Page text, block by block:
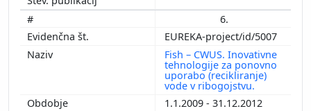
6.
EUREKA-project/id/5007
Fish – CWUS. Inovativne
tehnologije za ponovno
uporabo (recikliranje)
vode v ribogojstvu.
1.1.2009 - 31.12.2012